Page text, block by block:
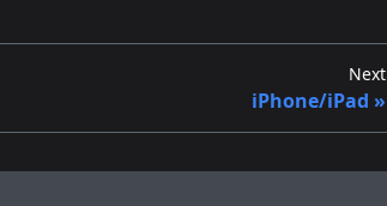
Next
iPhone/iPad